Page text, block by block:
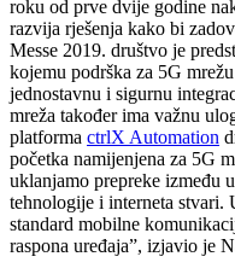
roku od prve dvije godine
razvija rješenja kako bi
Messe 2019. društvo je
kojemu podrška za 5G
jednostavnu i sigurnu
mreža također ima važnu
platforma ctrlX Automation
početka namijenjena za 5G
uklanjamo prepreke između
tehnologije i interneta stvari.
standard mobilne
raspona uređaja”, izjavio je